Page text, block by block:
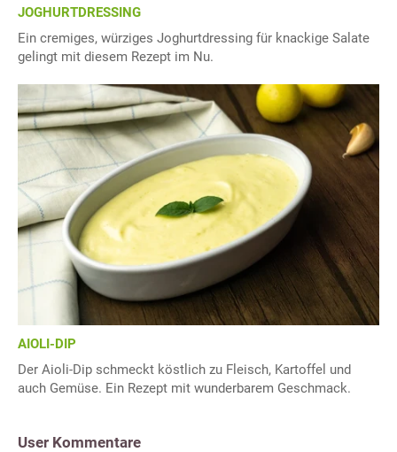
JOGHURTDRESSING
Ein cremiges, würziges Joghurtdressing für knackige Salate
gelingt mit diesem Rezept im Nu.
AIOLI-DIP
Der Aioli-Dip schmeckt köstlich zu Fleisch, Kartoffel und
auch Gemüse. Ein Rezept mit wunderbarem Geschmack.
User Kommentare